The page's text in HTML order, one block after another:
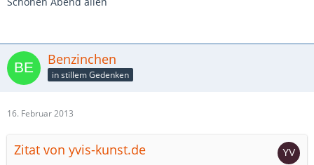
Benzinchen
in stillem Gedenken
16. Februar 2013
Zitat von yvis-kunst.de